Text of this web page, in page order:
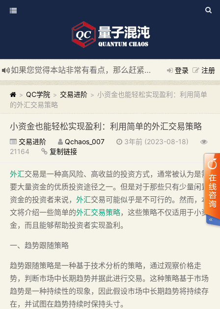
登录 注册
如果您觉得本站非常有看点，那么赶紧使用Ctrl+D 收藏我们吧
新添加量子混沌系统板块，欢迎大家访问！
---“量子混沌系
> QC学院 > 交易进阶 > 小资金也能轻松实现盈利：利用简单
的外汇交易策略
小资金也能轻松实现盈利：利用简单的外汇交易策略
交易进阶 Qchaos_007
3年前 (2023-08-18)
21164
复制链接
外汇交易是一种高风险、高收益的投资方式，通常被认为是需
要大量资金的优质投资途径之一。但是对于那些只有少量闲置
资金的投资者来说， 外汇交易可能似乎是不可行的。然而，本
文将介绍一些简单的外汇交易策略，这些策略不仅适用于小资
金，而且能够帮助投资者实现盈利。
一、趋势跟随策略
趋势跟随策略是一种基于技术分析的策略，通过观察价格走
势，判断市场中长期趋势并据此进行交易。这种策略基于市场
趋势是一种持续性的现象，因此假设市场中长期趋势将持续存
在，并试图在趋势持续时保持头寸。